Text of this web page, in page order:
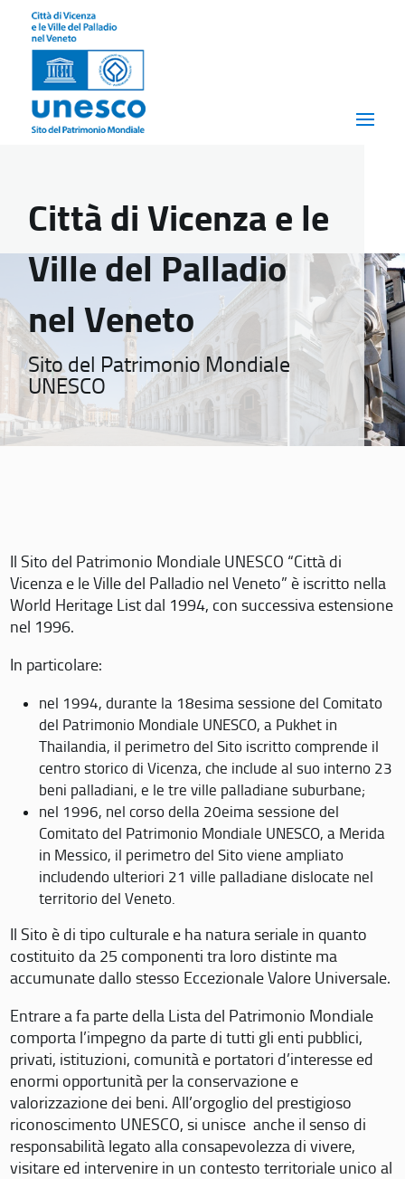
Città di Vicenza e le
Ville del Palladio
nel Veneto
Sito del Patrimonio Mondiale
UNESCO
Il Sito del Patrimonio Mondiale UNESCO “Città di
Vicenza e le Ville del Palladio nel Veneto” è iscritto nella
World Heritage List dal 1994, con successiva estensione
nel 1996.
In particolare:
nel 1994, durante la 18esima sessione del Comitato
del Patrimonio Mondiale UNESCO, a Pukhet in
Thailandia, il perimetro del Sito iscritto comprende il
centro storico di Vicenza, che include al suo interno 23
beni palladiani, e le tre ville palladiane suburbane;
nel 1996, nel corso della 20eima sessione del
Comitato del Patrimonio Mondiale UNESCO, a Merida
in Messico, il perimetro del Sito viene ampliato
includendo ulteriori 21 ville palladiane dislocate nel
territorio del Veneto.
Il Sito è di tipo culturale e ha natura seriale in quanto
costituito da 25 componenti tra loro distinte ma
accumunate dallo stesso Eccezionale Valore Universale.
Entrare a fa parte della Lista del Patrimonio Mondiale
comporta l’impegno da parte di tutti gli enti pubblici,
privati, istituzioni, comunità e portatori d’interesse ed
enormi opportunità per la conservazione e
valorizzazione dei beni. All’orgoglio del prestigioso
riconoscimento UNESCO, si unisce anche il senso di
responsabilità legato alla consapevolezza di vivere,
visitare ed intervenire in un contesto territoriale unico al